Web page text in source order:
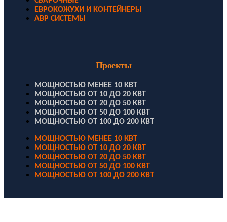
ЕВРОКОЖУХИ И КОНТЕЙНЕРЫ
АВР СИСТЕМЫ
Проекты
МОЩНОСТЬЮ МЕНЕЕ 10 КВТ
МОЩНОСТЬЮ ОТ 10 ДО 20 КВТ
МОЩНОСТЬЮ ОТ 20 ДО 50 КВТ
МОЩНОСТЬЮ ОТ 50 ДО 100 КВТ
МОЩНОСТЬЮ ОТ 100 ДО 200 КВТ
МОЩНОСТЬЮ МЕНЕЕ 10 КВТ
МОЩНОСТЬЮ ОТ 10 ДО 20 КВТ
МОЩНОСТЬЮ ОТ 20 ДО 50 КВТ
МОЩНОСТЬЮ ОТ 50 ДО 100 КВТ
МОЩНОСТЬЮ ОТ 100 ДО 200 КВТ